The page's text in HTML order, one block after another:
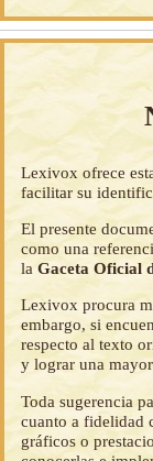
Lexivox ofrece
facilitar su
El presente
como una
laGaceta Oficial
Lexivox procura
embargo, si
respecto al texto
y lograr una
Toda sugerencia
cuanto a fidelidad
gráficos o